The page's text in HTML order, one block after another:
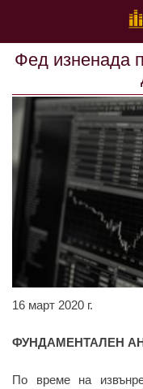
Фед изненада
16 март 2020 г.
ФУНДАМЕНТАЛЕН
По време на